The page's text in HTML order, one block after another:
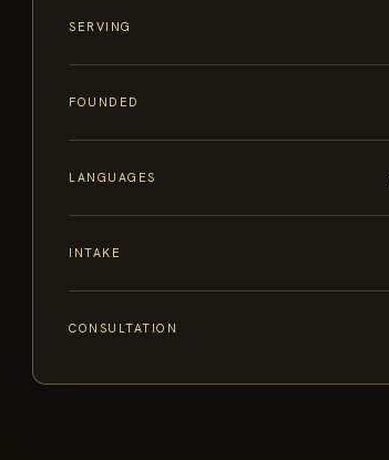
SERVING
FOUNDED
LANGUAGES
INTAKE
CONSULTATION